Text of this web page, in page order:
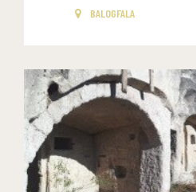
BALOGFALA